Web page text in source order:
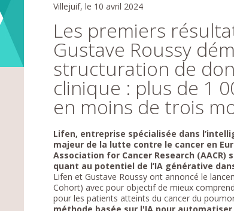
Villejuif, le 10 avril 2024
Les premiers
Gustave Roussy
structuration de
clinique : plus de 1
en moins de trois
Lifen, entreprise spécialisée dans
majeur de la lutte contre le cancer en
Association for Cancer Research
quant au potentiel de l’IA générative
Lifen et Gustave Roussy ont annoncé le
Cohort) avec pour objectif de mieux
pour les patients atteints du cancer du